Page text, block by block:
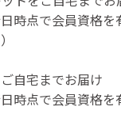
日時点で会員資格
自宅までお届け
時点で会員資格を